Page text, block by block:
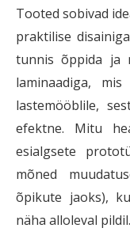
Tooted sobivad
praktilise
tunnis õppida ja
laminaadiga,
lastemööblile,
efektne. Mitu
esialgsete
mõned
õpikute jaoks),
näha alloleval pildil.